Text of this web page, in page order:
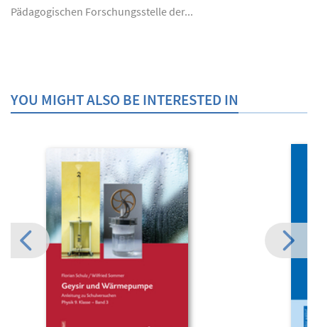
Pädagogischen Forschungsstelle der...
YOU MIGHT ALSO BE INTERESTED IN